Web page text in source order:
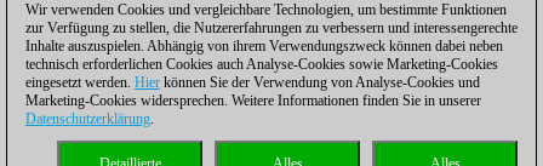
Wir verwenden Cookies und vergleichbare Technologien, um bestimmte Funktionen
zur Verfügung zu stellen, die Nutzererfahrungen zu verbessern und interessengerechte
Inhalte auszuspielen. Abhängig von ihrem Verwendungszweck können dabei neben
technisch erforderlichen Cookies auch Analyse-Cookies sowie Marketing-Cookies
eingesetzt werden. Hier können Sie der Verwendung von Analyse-Cookies und
Marketing-Cookies widersprechen. Weitere Informationen finden Sie in unserer
Datenschutzerklärung.